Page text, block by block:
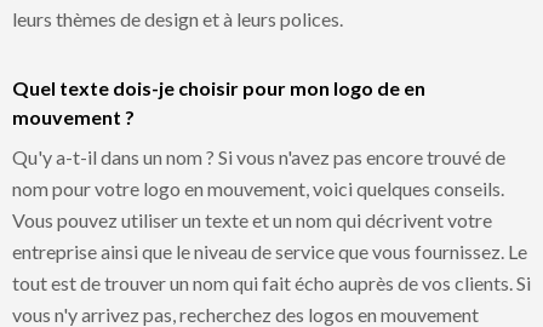
leurs thèmes de design et à leurs polices.
Quel texte dois-je choisir pour mon logo de en
mouvement ?
Qu'y a-t-il dans un nom ? Si vous n'avez pas encore trouvé de
nom pour votre logo en mouvement, voici quelques conseils.
Vous pouvez utiliser un texte et un nom qui décrivent votre
entreprise ainsi que le niveau de service que vous fournissez. Le
tout est de trouver un nom qui fait écho auprès de vos clients. Si
vous n'y arrivez pas, recherchez des logos en mouvement